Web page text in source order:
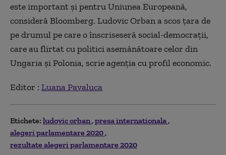
este important şi pentru Uniunea Europeană,
consideră Bloomberg. Ludovic Orban a scos ţara de
pe drumul pe care o înscriseseră social-democraţii,
care au flirtat cu politici asemănătoare celor din
Ungaria şi Polonia, scrie agenția cu profil economic.
Editor : Luana Pavaluca
Etichete: ludovic orban presa internationala
alegeri parlamentare 2020
rezultate alegeri parlamentare 2020